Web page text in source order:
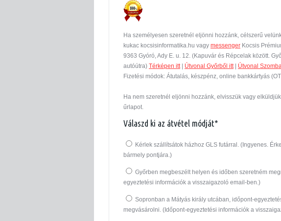
Ha személyesen szeretnél eljönni hozzánk, célszerű
kukac kocsisinformatika.hu vagy messenger Kocsis
9363 Gyóró, Ady E. u. 12. (Kapuvár és Répcelak között.
autóútra) Térképen itt| Útvonal Győrből itt| Útvonal
Fizetési módok: Átutalás, készpénz, online bankkártyás
Ha nem szeretnél eljönni hozzánk, elvisszük vagy
űrlapot.
Válaszd ki az átvétel módját*
Kérlek szállítsátok házhoz GLS futárral. (Ingyenes.
bármely pontjára.)
Győrben megbeszélt helyen és időben szeretném
egyeztetési információk a visszaigazoló email-ben.)
Sopronban a Mátyás király utcában, időpont-
megvásárolni. (Időpont-egyeztetési információk a